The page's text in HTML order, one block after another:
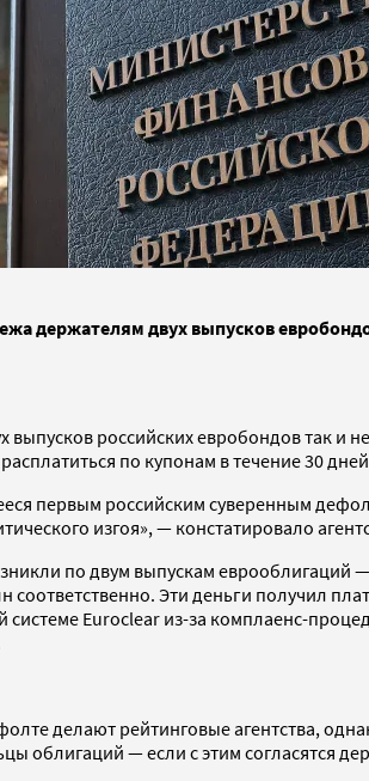
держателям двух выпусков
выпусков российских евробондов так
по купонам в течение 30
первым российским суверенным
изгоя», — констатировало
по двум выпускам еврооблигаций
соответственно. Эти деньги получил
Euroclear из-за комплаенс-
делают рейтинговые агентства,
облигаций — если с этим согласятся